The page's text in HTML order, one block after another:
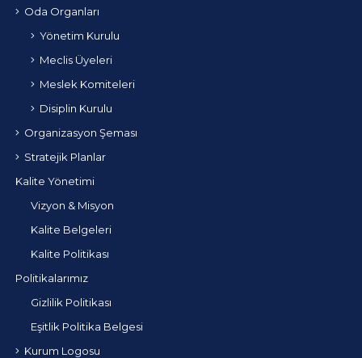
Oda Organları
Yönetim Kurulu
Meclis Üyeleri
Meslek Komiteleri
Disiplin Kurulu
Organizasyon Şeması
Stratejik Planlar
Kalite Yönetimi
Vizyon & Misyon
Kalite Belgeleri
Kalite Politikası
Politikalarımız
Gizlilik Politikası
Eşitlik Politika Belgesi
Kurum Logosu